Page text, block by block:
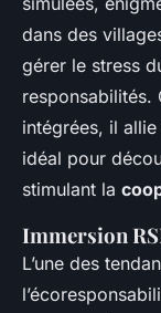
dans des
gérer le stress
responsabilités.
intégrées, il
idéal pour
stimulant la
Immersion
L’une des